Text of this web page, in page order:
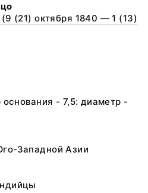
(21) октября 1840 — 1 (13)
- 7,5: диаметр -
Западной Азии